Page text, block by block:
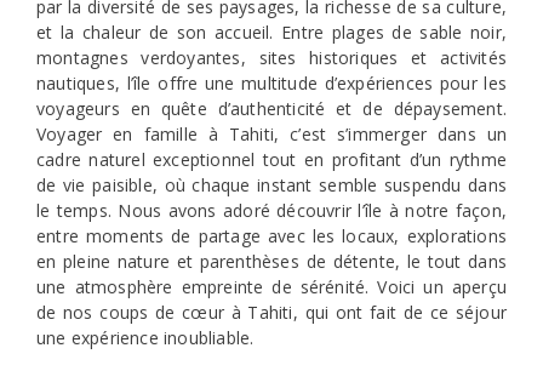
par la diversité de ses paysages, la richesse de sa culture,
et la chaleur de son accueil. Entre plages de sable noir,
montagnes verdoyantes, sites historiques et activités
nautiques, l’île offre une multitude d’expériences pour les
voyageurs en quête d’authenticité et de dépaysement.
Voyager en famille à Tahiti, c’est s’immerger dans un
cadre naturel exceptionnel tout en profitant d’un rythme
de vie paisible, où chaque instant semble suspendu dans
le temps. Nous avons adoré découvrir l’île à notre façon,
entre moments de partage avec les locaux, explorations
en pleine nature et parenthèses de détente, le tout dans
une atmosphère empreinte de sérénité. Voici un aperçu
de nos coups de cœur à Tahiti, qui ont fait de ce séjour
une expérience inoubliable.